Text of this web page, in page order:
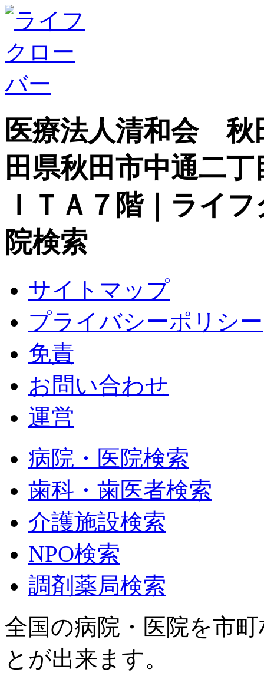
医療法人清和会 秋
田県秋田市中通二
ＩＴＡ７階｜ライ
院検索
サイトマップ
プライバシーポリシー
免責
お問い合わせ
運営
病院・医院検索
歯科・歯医者検索
介護施設検索
NPO検索
調剤薬局検索
全国の病院・医院を市
とが出来ます。